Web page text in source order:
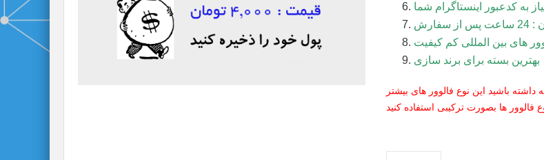
به کدعبور اینستاگرام شما
سفارش
های بین المللی کم کیفیت
باشید این نوع فالوور های بیشتر